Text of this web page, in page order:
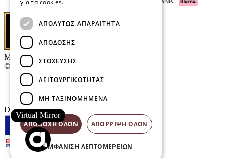
Μαρκάκης Οπτικά
© 2026
Επικοινωνία
E-Volution Awards
Designed & developed by
Virtual Mirror
για τα cookies.
ΑΠΟΛΎΤΩΣ ΑΠΑΡΑΊΤΗΤΑ
ΑΠΌΔΟΣΗΣ
ΣΤΌΧΕΥΣΗΣ
ΛΕΙΤΟΥΡΓΙΚΌΤΗΤΑΣ
ΜΗ ΤΑΞΙΝΟΜΗΜΈΝΑ
ΑΠΟΔΟΧΉ ΌΛΩΝ ΑΠΌΡΡΙΨΗ ΌΛΩΝ
ΕΜΦΆΝΙΣΗ ΛΕΠΤΟΜΕΡΕΙΏΝ